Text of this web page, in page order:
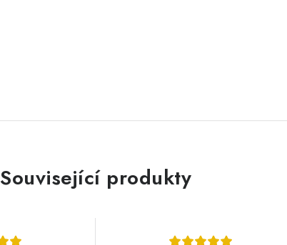
Související produkty